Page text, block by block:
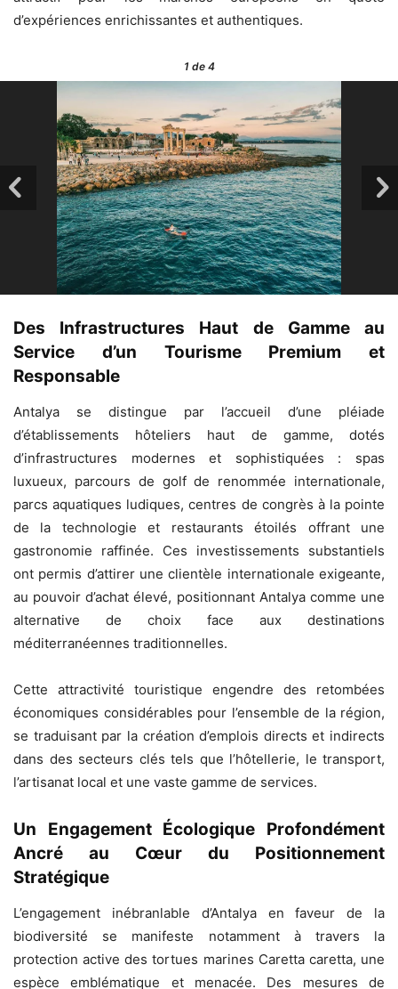
d’expériences enrichissantes et authentiques.
1de 4
Des Infrastructures Haut de Gamme au
Service d’un Tourisme Premium et
Responsable
Antalya se distingue par l’accueil d’une pléiade
d’établissements hôteliers haut de gamme, dotés
d’infrastructures modernes et sophistiquées : spas
luxueux, parcours de golf de renommée internationale,
parcs aquatiques ludiques, centres de congrès à la pointe
de la technologie et restaurants étoilés offrant une
gastronomie raffinée. Ces investissements substantiels
ont permis d’attirer une clientèle internationale exigeante,
au pouvoir d’achat élevé, positionnant Antalya comme une
alternative de choix face aux destinations
méditerranéennes traditionnelles.
Cette attractivité touristique engendre des retombées
économiques considérables pour l’ensemble de la région,
se traduisant par la création d’emplois directs et indirects
dans des secteurs clés tels que l’hôtellerie, le transport,
l’artisanat local et une vaste gamme de services.
Un Engagement Écologique Profondément
Ancré au Cœur du Positionnement
Stratégique
L’engagement inébranlable d’Antalya en faveur de la
biodiversité se manifeste notamment à travers la
protection active des tortues marines Caretta caretta, une
espèce emblématique et menacée. Des mesures de